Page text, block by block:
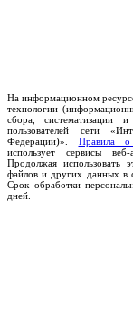
На информационном
технологии
сбора, систематизации
пользователей сети
Федерации)». Правила о
использует сервисы
Продолжая использовать
файлов и других данных в
Срок обработки
дней.